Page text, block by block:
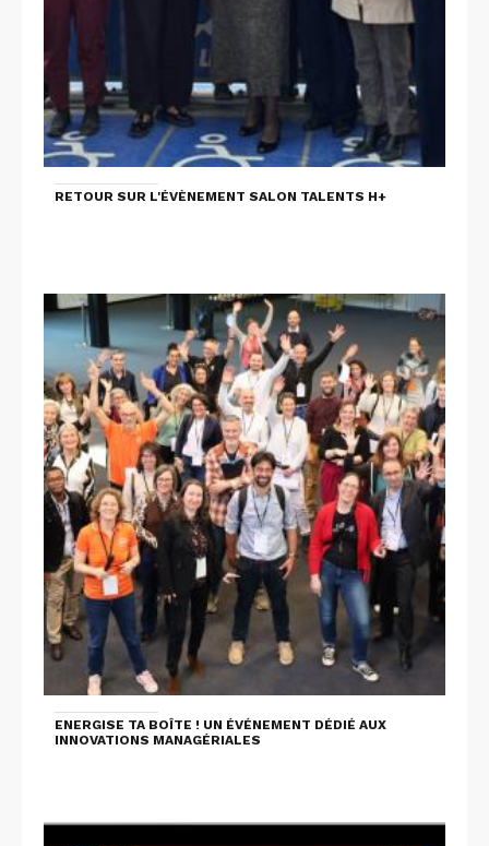
RETOUR SUR L'ÉVÈNEMENT SALON TALENTS H+
ENERGISE TA BOÎTE ! UN ÉVÉNEMENT DÉDIÉ AUX
INNOVATIONS MANAGÉRIALES